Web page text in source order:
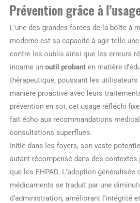
Prévention grâce à
L’une des grandes forces de la boîte à
moderne est sa capacité à agir telle
contre les oublis ainsi que les erreurs
incarne un outil probant en matière
thérapeutique, poussant les utilisateurs
manière proactive avec leurs
prévention en soi, cet usage réfléchi
fait écho aux recommandations
consultations superflues.
Initié dans les foyers, son vaste
autant récompensé dans des
que les EHPAD. L’adoption généralisée
médicaments se traduit par une
d’administration, améliorant l’intégrité